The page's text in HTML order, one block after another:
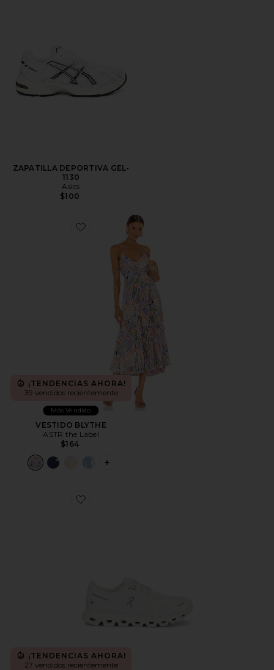
ZAPATILLA DEPORTIVA GEL-
1130
Asics
$100
Favorite VESTIDO BLYTHE
¡TENDENCIAS AHORA!
39 vendidos recientemente
Más Vendido
VESTIDO BLYTHE
ASTR the Label
$164
PLUS ICON TO SEE MORE OPTIONS
Favorite ZAPATILLA DEPORTIVA CLOUD 6
¡TENDENCIAS AHORA!
27 vendidos recientemente